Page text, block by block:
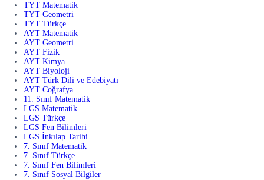
TYT Matematik
TYT Geometri
TYT Türkçe
AYT Matematik
AYT Geometri
AYT Fizik
AYT Kimya
AYT Biyoloji
AYT Türk Dili ve Edebiyatı
AYT Coğrafya
11. Sınıf Matematik
LGS Matematik
LGS Türkçe
LGS Fen Bilimleri
LGS İnkılap Tarihi
7. Sınıf Matematik
7. Sınıf Türkçe
7. Sınıf Fen Bilimleri
7. Sınıf Sosyal Bilgiler